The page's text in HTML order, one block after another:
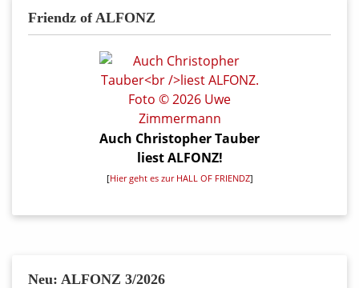
Friendz of ALFONZ
Auch Christopher Tauber
liest ALFONZ!
[Hier geht es zur HALL OF FRIENDZ]
Neu: ALFONZ 3/2026